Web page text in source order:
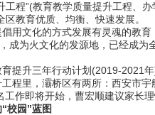
程”(教育教学质量提升工程、办
教育优质、均衡、快速发展。
文化的方式发展有灵魂的教育
成为火文化的发源地，已经成
升三年行动计划(2019-2021年
程里，灞桥区有两所：西安市
即将开始，曹宏顺建议家长理
校园”蓝图